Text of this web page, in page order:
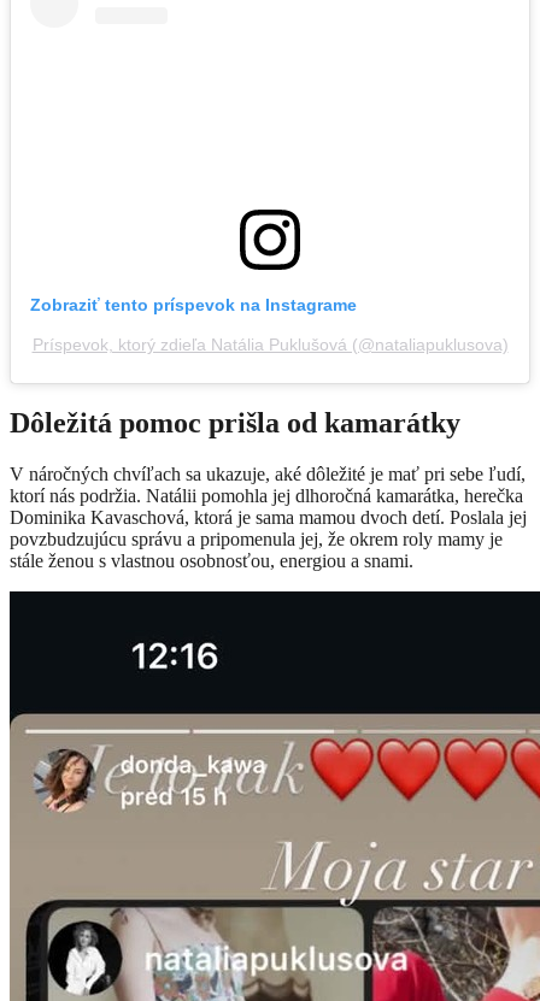
Zobraziť tento príspevok na Instagrame
Príspevok, ktorý zdieľa Natália Puklušová (@nataliapuklusova)
Dôležitá pomoc prišla od kamarátky
V náročných chvíľach sa ukazuje, aké dôležité je mať pri sebe ľudí,
ktorí nás podržia. Natálii pomohla jej dlhoročná kamarátka, herečka
Dominika Kavaschová, ktorá je sama mamou dvoch detí. Poslala jej
povzbudzujúcu správu a pripomenula jej, že okrem roly mamy je
stále ženou s vlastnou osobnosťou, energiou a snami.